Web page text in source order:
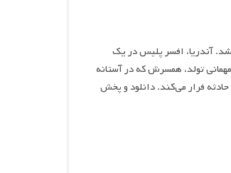
کارگردانی یوزف هادر می باشد. آندریا، افسر پلیس در یک
تولد، همسرش که در آستانه
فرار می‌کند. دانلود و پخش